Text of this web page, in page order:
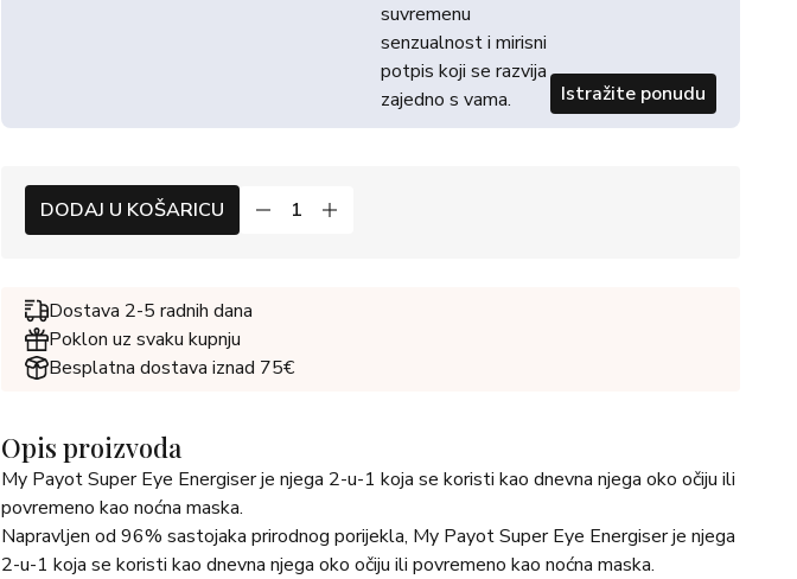
suvremenu
senzualnost i mirisni
potpis koji se razvija
zajedno s vama.
Istražite ponudu
DODAJ U KOŠARICU
Dostava 2-5 radnih dana
Poklon uz svaku kupnju
Besplatna dostava iznad 75€
Opis proizvoda
My Payot Super Eye Energiser je njega 2-u-1 koja se koristi kao dnevna njega oko očiju ili
povremeno kao noćna maska.
Napravljen od 96% sastojaka prirodnog porijekla, My Payot Super Eye Energiser je njega
2-u-1 koja se koristi kao dnevna njega oko očiju ili povremeno kao noćna maska.